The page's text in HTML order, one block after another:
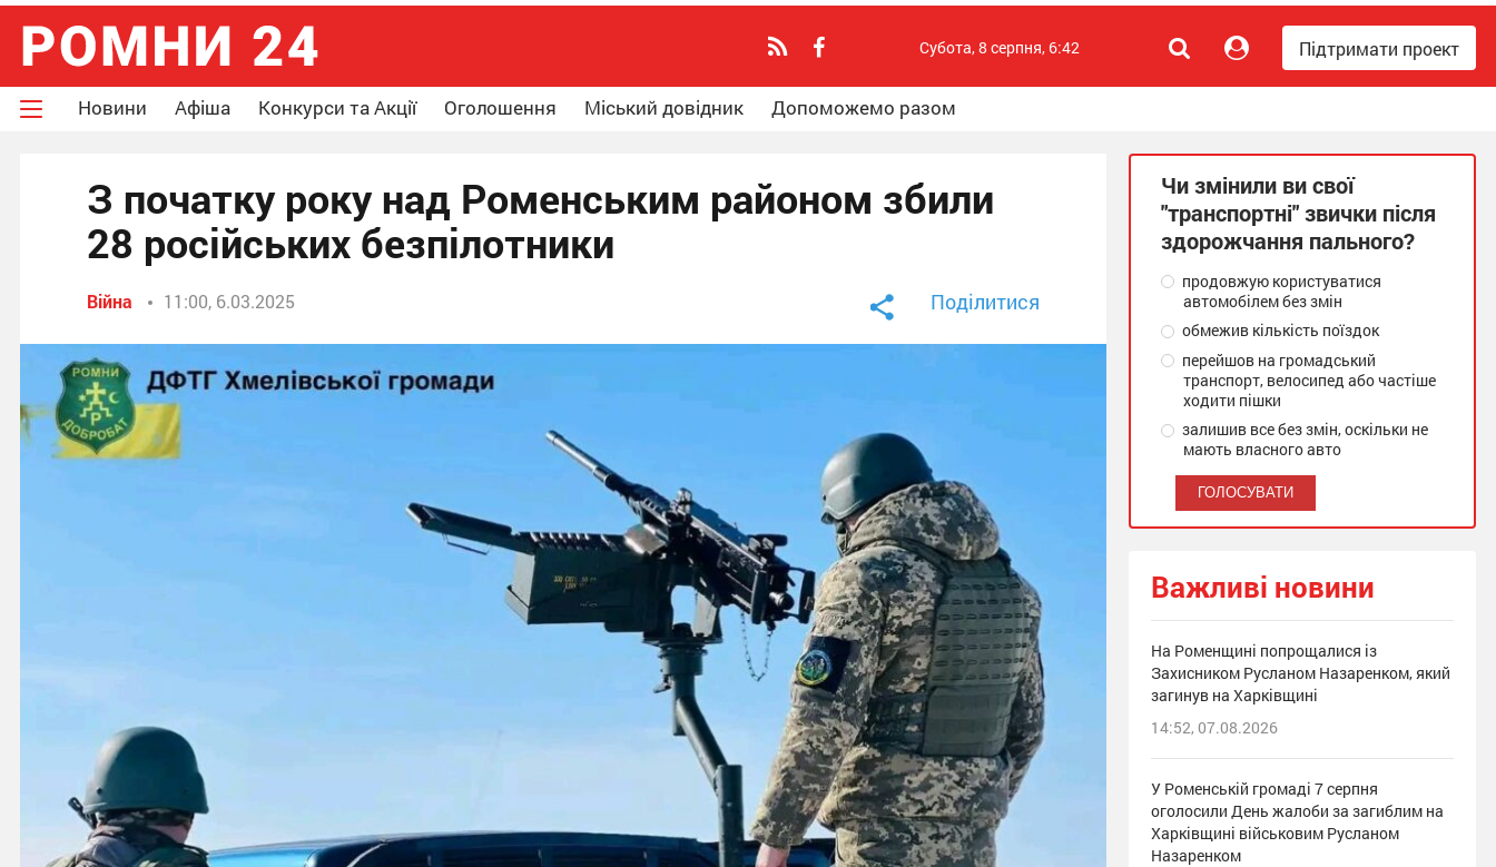
Підтримати проект
Субота, 8 серпня, 6:42
Новини Афіша Конкурси та Акції Оголошення Міський довідник Допоможемо разом
З початку року над Роменським районом збили
28 російських безпілотники
Війна 11:00, 6.03.2025 Поділитися
Чи змінили ви свої
"транспортні" звички після
здорожчання пального?
продовжую користуватися
автомобілем без змін
обмежив кількість поїздок
перейшов на громадський
транспорт, велосипед або частіше
ходити пішки
залишив все без змін, оскільки не
мають власного авто
Важливі новини
На Роменщині попрощалися із
Захисником Русланом Назаренком, який
загинув на Харківщині
14:52, 07.08.2026
У Роменській громаді 7 серпня
оголосили День жалоби за загиблим на
Харківщині військовим Русланом
Назаренком